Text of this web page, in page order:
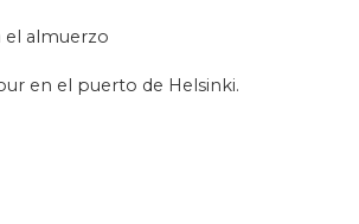
de tiempo libre. Será el
y disfrutar de la deliciosa
almuerzo
en el puerto de Helsinki.